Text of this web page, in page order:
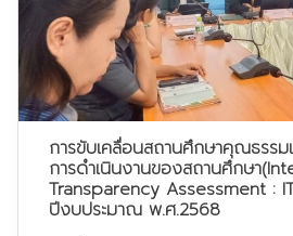
การขับเคลื่อนสถานศึกษาคุณธรรมแ
การดำเนินงานของสถานศึกษา
Transparency Assessment :
ปีงบประมาณ พ.ศ.2568